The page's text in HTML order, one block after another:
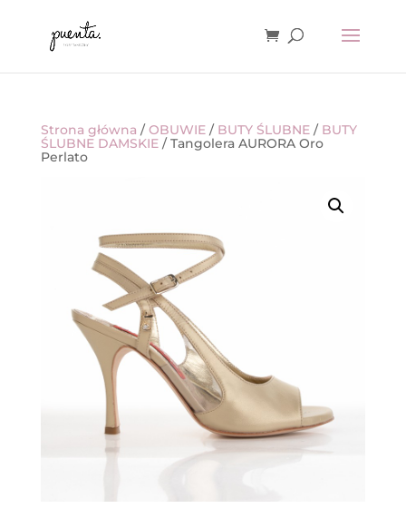
Strona główna /OBUWIE/ BUTY ŚLUBNE/ BUTY
ŚLUBNE DAMSKIE/ Tangolera AURORA Oro
Perlato